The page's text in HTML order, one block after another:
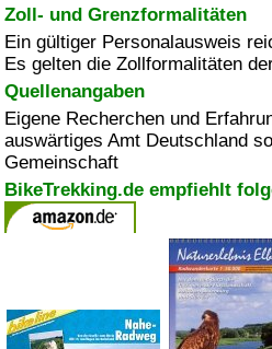
Zoll- und Grenzformalitäten
Ein gültiger Personalausweis
Es gelten die Zollformalitäten
Quellenangaben
Eigene Recherchen und
auswärtiges Amt Deutschland
Gemeinschaft
BikeTrekking.de empfiehlt